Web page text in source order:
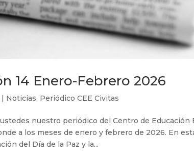
14 Enero-Febrero 2026
| Noticias, Periódico CEE Civitas
nuestro periódico del Centro de Educación
a los meses de enero y febrero de 2026. En
del Día de la Paz y la...